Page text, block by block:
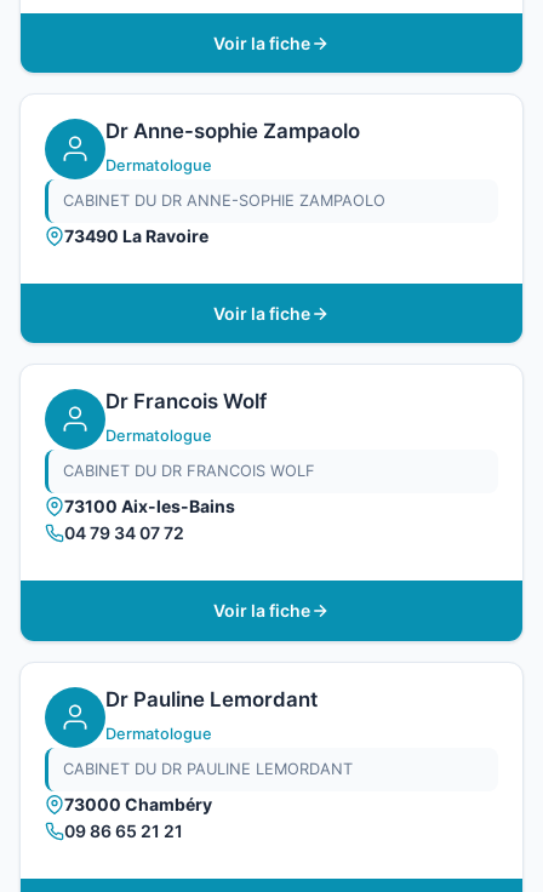
Voir la fiche
Dr Anne-sophie Zampaolo
Dermatologue
CABINET DU DR ANNE-SOPHIE ZAMPAOLO
73490 La Ravoire
Voir la fiche
Dr Francois Wolf
Dermatologue
CABINET DU DR FRANCOIS WOLF
73100 Aix-les-Bains
04 79 34 07 72
Voir la fiche
Dr Pauline Lemordant
Dermatologue
CABINET DU DR PAULINE LEMORDANT
73000 Chambéry
09 86 65 21 21